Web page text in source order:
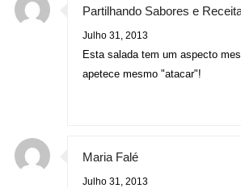
Partilhando Sabores e
Julho 31, 2013
Esta salada tem um aspecto
apetece mesmo "atacar"!
Maria Falé
Julho 31, 2013